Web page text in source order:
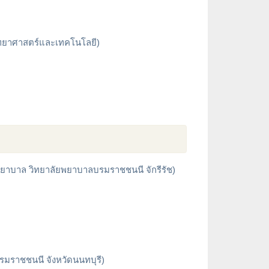
ยาศาสตร์และเทคโนโลยี)
ยาบาล วิทยาลัยพยาบาลบรมราชชนนี จักรีรัช)
รมราชชนนี จังหวัดนนทบุรี)